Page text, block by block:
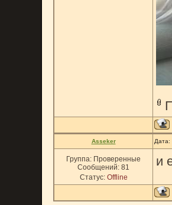
Asseker Дата:
Группа: Проверенные
Сообщений: 81
Статус: Offline
и